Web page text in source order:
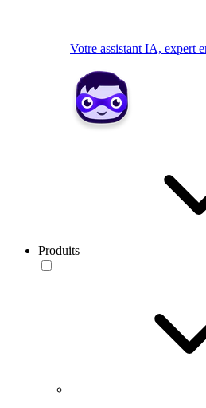
Votre assistant IA, expert
Produits